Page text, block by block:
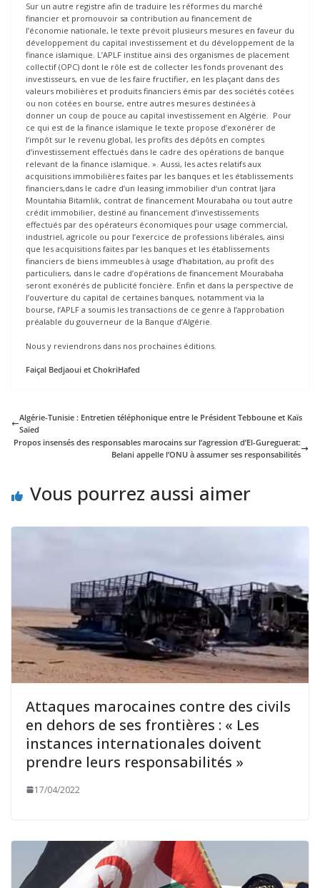
Sur un autre registre afin de traduire les réformes du marché
financier et promouvoir sa contribution au financement de
l’économie nationale, le texte prévoit plusieurs mesures en faveur du
développement du capital investissement et du développement de la
finance islamique. L’APLF institue ainsi des organismes de placement
collectif (OPC) dont le rôle est de collecter les fonds provenant des
investisseurs, en vue de les faire fructifier, en les plaçant dans des
valeurs mobilières et produits financiers émis par des sociétés cotées
ou non cotées en bourse, entre autres mesures destinées à
donner un coup de pouce au capital investissement en Algérie. Pour
ce qui est de la finance islamique le texte propose d’exonérer de
l‘impôt sur le revenu global, les profits des dépôts en comptes
d‘investissement effectués dans le cadre des opérations de banque
relevant de la finance islamique. ». Aussi, les actes relatifs aux
acquisitions immobilières faites par les banques et les établissements
financiers,dans le cadre d’un leasing immobilier d‘un contrat Ijara
Mountahia Bitamlik, contrat de financement Mourabaha ou tout autre
crédit immobilier, destiné au financement d’investissements
effectués par des opérateurs économiques pour usage commercial,
industriel, agricole ou pour l’exercice de professions libérales, ainsi
que les acquisitions faites par les banques et les établissements
financiers de biens immeubles à usage d’habitation, au profit des
particuliers, dans le cadre d’opérations de financement Mourabaha
seront exonérés de publicité foncière. Enfin et dans la perspective de
l’ouverture du capital de certaines banques, notamment via la
bourse, l’APLF a soumis les transactions de ce genre à l’approbation
préalable du gouverneur de la Banque d’Algérie.
Nous y reviendrons dans nos prochaines éditions.
Faiçal Bedjaoui et ChokriHafed
Algérie-Tunisie : Entretien téléphonique entre le Président Tebboune et Kaïs
Saïed
Propos insensés des responsables marocains sur l’agression d’El-Gureguerat:
Belani appelle l’ONU à assumer ses responsabilités
Vous pourrez aussi aimer
Attaques marocaines contre des civils
en dehors de ses frontières : « Les
instances internationales doivent
prendre leurs responsabilités »
17/04/2022